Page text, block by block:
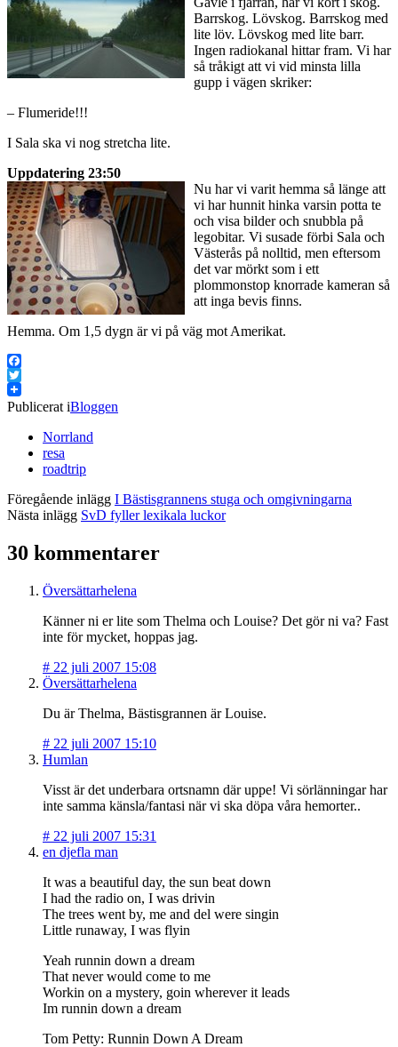
Barrskog. Lövskog. Barrskog med
lite löv. Lövskog med lite barr.
Ingen radiokanal hittar fram. Vi har
så tråkigt att vi vid minsta lilla
gupp i vägen skriker:
– Flumeride!!!
I Sala ska vi nog stretcha lite.
Uppdatering 23:50
Nu har vi varit hemma så länge att
vi har hunnit hinka varsin potta te
och visa bilder och snubbla på
legobitar. Vi susade förbi Sala och
Västerås på nolltid, men eftersom
det var mörkt som i ett
plommonstop knorrade kameran så
att inga bevis finns.
Hemma. Om 1,5 dygn är vi på väg mot Amerikat.
Facebook
Twitter
Publicerat iBloggen
Norrland
resa
roadtrip
Föregående inlägg I Bästisgrannens stuga och omgivningarna
Nästa inlägg SvD fyller lexikala luckor
30 kommentarer
Översättarhelena
Känner ni er lite som Thelma och Louise? Det gör ni va? Fast
inte för mycket, hoppas jag.
# 22 juli 2007 15:08
Översättarhelena
Du är Thelma, Bästisgrannen är Louise.
# 22 juli 2007 15:10
Humlan
Visst är det underbara ortsnamn där uppe! Vi sörlänningar har
inte samma känsla/fantasi när vi ska döpa våra hemorter..
# 22 juli 2007 15:31
en djefla man
It was a beautiful day, the sun beat down
I had the radio on, I was drivin
The trees went by, me and del were singin
Little runaway, I was flyin
Yeah runnin down a dream
That never would come to me
Workin on a mystery, goin wherever it leads
Im runnin down a dream
Tom Petty: Runnin Down A Dream